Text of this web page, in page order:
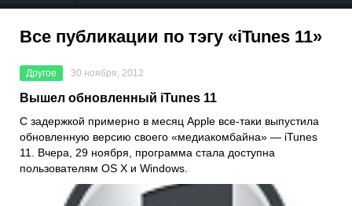
Все публикации по тэгу «iTunes 11»
Другое 30 ноября, 2012
Вышел обновленный iTunes 11
С задержкой примерно в месяц Apple все-таки выпустила
обновленную версию своего «медиакомбайна» — iTunes
11. Вчера, 29 ноября, программа стала доступна
пользователям OS X и Windows.